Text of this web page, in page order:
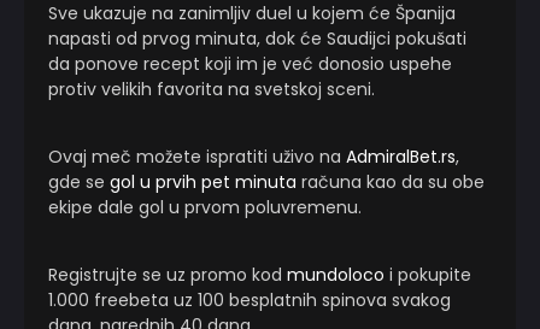
Sve ukazuje na zanimljiv duel u kojem će Španija
napasti od prvog minuta, dok će Saudijci pokušati
da ponove recept koji im je već donosio uspehe
protiv velikih favorita na svetskoj sceni.
Ovaj meč možete ispratiti uživo na AdmiralBet.rs,
gde se gol u prvih pet minuta računa kao da su obe
ekipe dale gol u prvom poluvremenu.
Registrujte se uz promo kod mundoloco i pokupite
1.000 freebeta uz 100 besplatnih spinova svakog